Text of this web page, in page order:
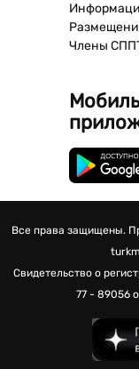
Члены
Все права защищены.
Свидетельство о
77 - 89056